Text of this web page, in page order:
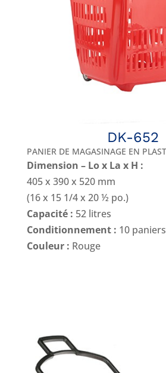
DK-652
PANIER DE MAGASINAGE EN
Dimension – Lo x La x H :
405 x 390 x 520 mm
(16 x 15 1/4 x 20 ½ po.)
Capacité : 52 litres
Conditionnement : 10
Couleur : Rouge